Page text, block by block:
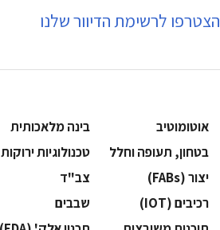
הצטרפו לרשימת הדיוור שלנו
אוטומוטיב
בינה מלאכותית
בטחון, תעופה וחלל
‫טכנולוגיות ירוקות‬
‫יצור (‪(FABs‬‬
‫צב"ד‬
‫רכיבים‬ (IOT)
‫שבבים‬